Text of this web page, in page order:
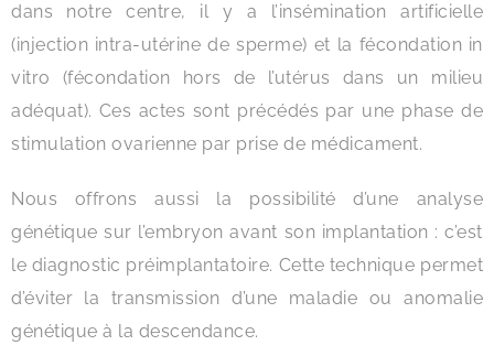
dans notre centre, il y a l’insémination artificielle
(injection intra-utérine de sperme) et la fécondation in
vitro (fécondation hors de l’utérus dans un milieu
adéquat). Ces actes sont précédés par une phase de
stimulation ovarienne par prise de médicament.
Nous offrons aussi la possibilité d’une analyse
génétique sur l’embryon avant son implantation : c’est
le diagnostic préimplantatoire. Cette technique permet
d’éviter la transmission d’une maladie ou anomalie
génétique à la descendance.